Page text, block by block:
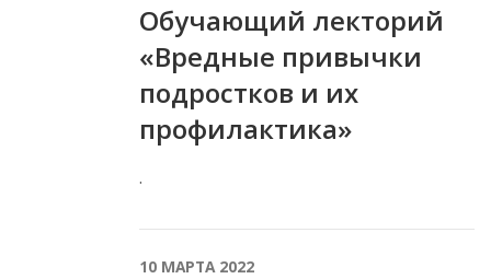
Обучающий лекторий
«Вредные привычки
подростков и их
профилактика»
.
10 МАРТА 2022